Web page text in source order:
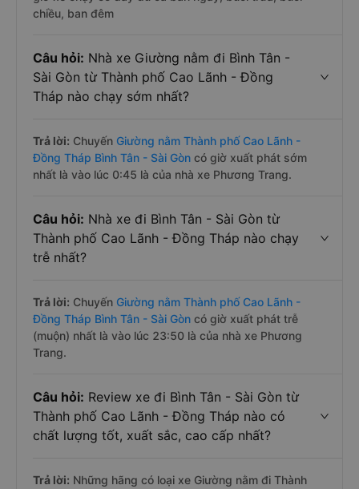
chiều, ban đêm
Câu hỏi: Nhà xe Giường nằm đi Bình Tân -
Sài Gòn từ Thành phố Cao Lãnh - Đồng
Tháp nào chạy sớm nhất?
Trả lời: Chuyến Giường nằm Thành phố Cao Lãnh -
Đồng Tháp Bình Tân - Sài Gòn có giờ xuất phát sớm
nhất là vào lúc 0:45 là của nhà xe Phương Trang.
Câu hỏi: Nhà xe đi Bình Tân - Sài Gòn từ
Thành phố Cao Lãnh - Đồng Tháp nào chạy
trễ nhất?
Trả lời: Chuyến Giường nằm Thành phố Cao Lãnh -
Đồng Tháp Bình Tân - Sài Gòn có giờ xuất phát trễ
(muộn) nhất là vào lúc 23:50 là của nhà xe Phương
Trang.
Câu hỏi: Review xe đi Bình Tân - Sài Gòn từ
Thành phố Cao Lãnh - Đồng Tháp nào có
chất lượng tốt, xuất sắc, cao cấp nhất?
Trả lời: Những hãng có loại xe Giường nằm đi Thành